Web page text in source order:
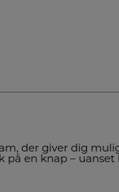
der giver dig
en knap – uanset